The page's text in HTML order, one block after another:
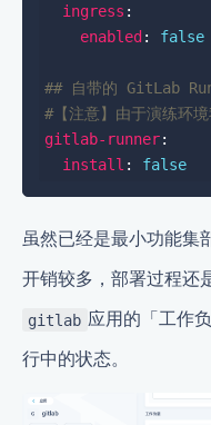
ingress
enabled : false
## 自带的 GitLab
#【注意】由于演练环
gitlab-runner
install : false
虽然已经是最小功能集
开销较多，部署过程还
gitlab 应用的「工作
行中的状态。